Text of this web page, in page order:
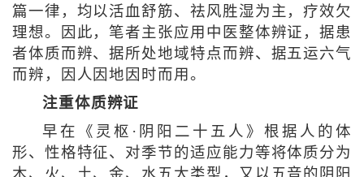
篇一律，均以活血舒筋、祛风胜湿为主，疗效欠
理想。因此，笔者主张应用中医整体辨证，据患
者体质而辨、据所处地域特点而辨、据五运六气
而辨，因人因地因时而用。
注重体质辨证
早在《灵枢·阴阳二十五人》根据人的体
形、性格特征、对季节的适应能力等将体质分为